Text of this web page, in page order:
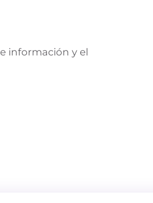
información y el